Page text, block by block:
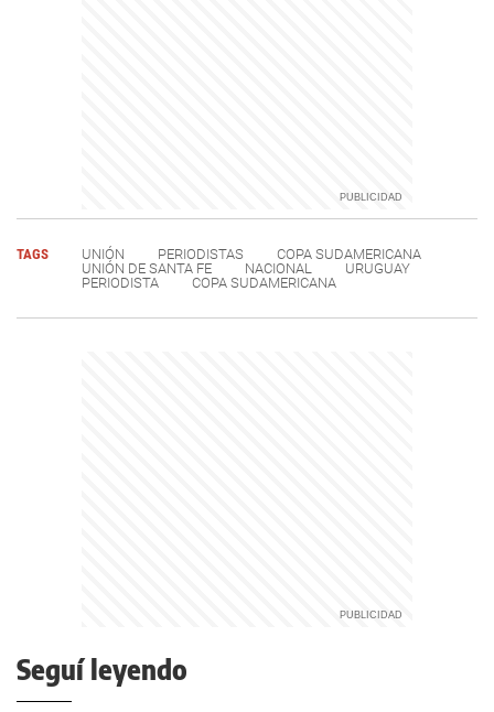
TAGS UNIÓN PERIODISTAS
COPA SUDAMERICANA
UNIÓN DE SANTA FE
NACIONAL
URUGUAY
PERIODISTA
COPA SUDAMERICANA
Seguí leyendo